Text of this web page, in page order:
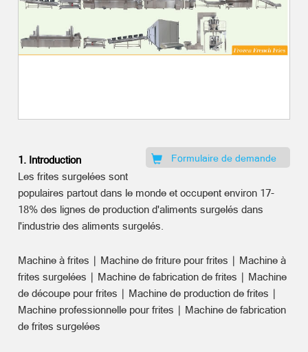
Formulaire de demande
1. Introduction
Les frites surgelées sont
populaires partout dans le monde et occupent environ 17-
18% des lignes de production d'aliments surgelés dans
l'industrie des aliments surgelés.
Machine à frites ∣ Machine de friture pour frites ∣ Machine à
frites surgelées ∣ Machine de fabrication de frites ∣ Machine
de découpe pour frites ∣ Machine de production de frites ∣
Machine professionnelle pour frites ∣ Machine de fabrication
de frites surgelées